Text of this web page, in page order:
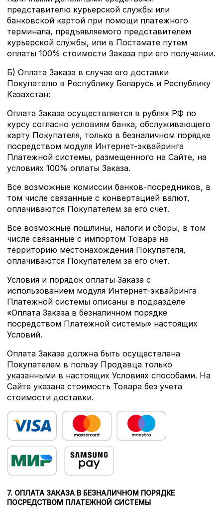
представителю курьерской службы или
банковской картой при помощи платежного
терминала, предъявляемого представителем
курьерской службы, или в Постамате путем
оплаты 100% стоимости Заказа при его получении.
Б) Оплата Заказа в случае его доставки
Покупателю в Республику Беларусь и Республику
Казахстан:
Оплата Заказа осуществляется в рублях РФ по
курсу согласно условиям банка, обслуживающего
карту Покупателя, только в безналичном порядке
посредством модуля Интернет-эквайринга
Платежной системы, размещенного на Сайте, на
условиях 100% оплаты Заказа.
Все возможные комиссии банков-посредников, в
том числе связанные с конвертацией валют,
оплачиваются Покупателем за его счет.
Все возможные пошлины, налоги и сборы, в том
числе связанные с импортом Товара на
территорию местонахождения Покупателя,
оплачиваются Покупателем за его счет.
Условия и порядок оплаты Заказа с
использованием модуля Интернет-эквайринга
Платежной системы описаны в подразделе
«Оплата Заказа в безналичном порядке
посредством Платежной системы» настоящих
Условий.
Оплата Заказа должна быть осуществлена
Покупателем в пользу Продавца только
указанными в настоящих Условиях способами. На
Сайте указана стоимость Товара без учета
стоимости доставки.
7. ОПЛАТА ЗАКАЗА В БЕЗНАЛИЧНОМ ПОРЯДКЕ
ПОСРЕДСТВОМ ПЛАТЕЖНОЙ СИСТЕМЫ